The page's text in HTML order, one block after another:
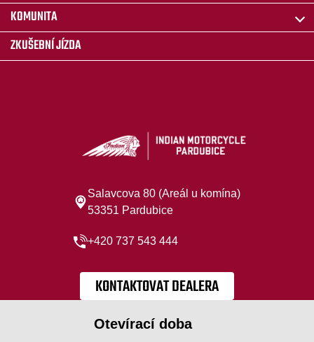
KOMUNITA
ZKUŠEBNÍ JÍZDA
Salavcova 80 (Areál u komína)
53351 Pardubice
+420 737 543 444
KONTAKTOVAT DEALERA
Otevírací doba